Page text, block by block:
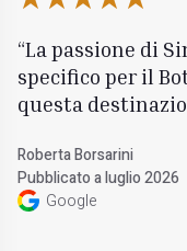
La passione di
specifico per il
questa
Roberta Borsarini
Pubblicato a luglio 2026
Google